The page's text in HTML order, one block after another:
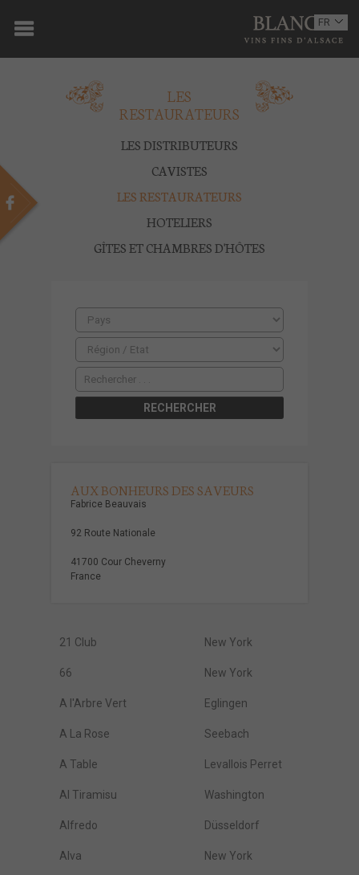
DOMAINE
OENOTOURISME
BOUTIQUE
PRESSE
CONTACT
FR
EN
LES
RESTAURATEURS
LES DISTRIBUTEURS
CAVISTES
LES RESTAURATEURS
HOTELIERS
GÎTES ET CHAMBRES D'HÔTES
AUX BONHEURS DES SAVEURS
Fabrice Beauvais
92 Route Nationale
41700 Cour Cheverny
France
21 Club New York
66 New York
A l'Arbre Vert Eglingen
A La Rose Seebach
A Table Levallois Perret
Al Tiramisu Washington
Alfredo Düsseldorf
Alva New York